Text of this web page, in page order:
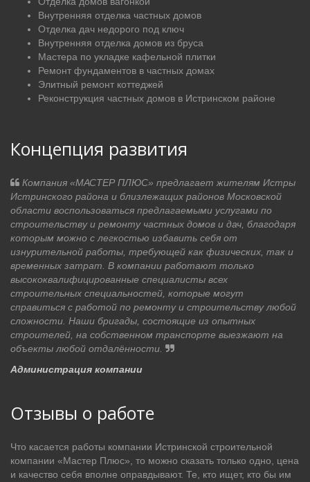
Внутренняя отделка частных домов
Отделка дач недорого под ключ
Внутренняя отделка домов из бруса
Мастера по укладке кафельной плитки
Ремонт фундаментов в частных домах
Элитный ремонт коттеджей
Реконструкция частных домов в Истринском районе
Концепция развития
Компания «МАСТЕР ПЛЮС» предлагает жителям Истры
Истринского района и близлежащих районов Московской
области воспользоваться предлагаемыми услугами по
строительству и ремонту частных домов и дач, благодаря
которым можно с легкостью избавить себя от
изнурительной работы, требующей как физических, так и
временных затрат. В компании работают только
высококвалифицированные специалисты всех
строительных специальностей, которые могут
справиться с работой по ремонту и строительству любой
сложности. Наши бригады, состоящие из опытных
строителей, на собственном транспорте выезжают на
объекты любой отдалённости.
Администрация компании
Отзывы о работе
Что касается работы компании Истринской строительной
компании «Мастер Плюс», то можно сказать только одно, цена
и качество себя вполне оправдывают. Те, кто ищет, кто бы им